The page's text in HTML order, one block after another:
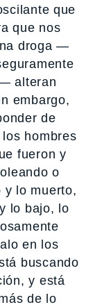
que
que nos
droga —
alteran
embargo,
de
hombres
fueron y
o
lo muerto,
lo bajo, lo
en los
buscando
y está
de lo